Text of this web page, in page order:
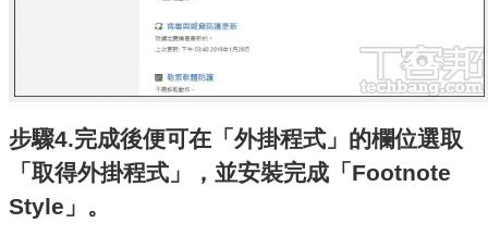
步驟4.完成後便可在「外掛程式」的欄位選取
「取得外掛程式」，並安裝完成「Footnote
Style」。